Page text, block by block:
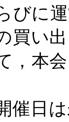
びに
買い
，本
催日は